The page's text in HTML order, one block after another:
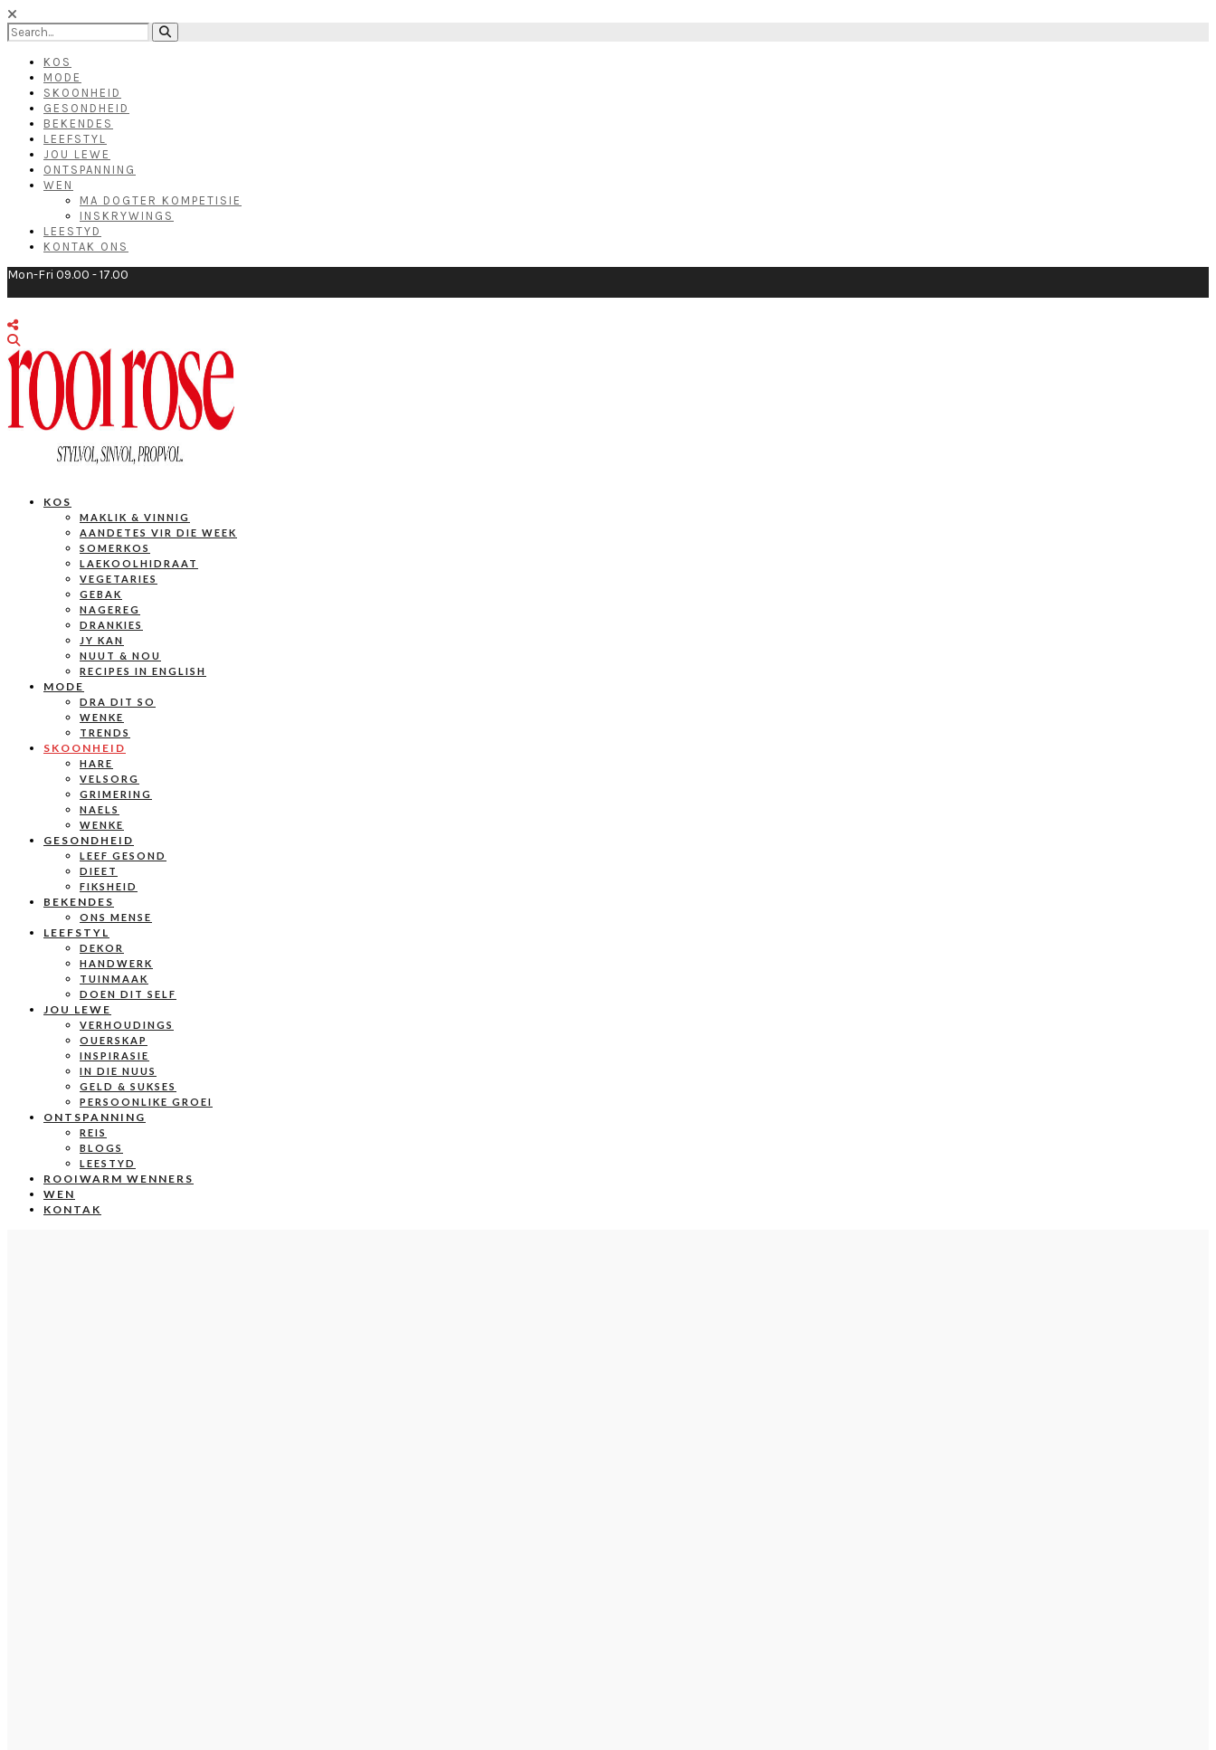
KOS
MODE
SKOONHEID
GESONDHEID
BEKENDES
LEEFSTYL
JOU LEWE
ONTSPANNING
WEN
MA DOGTER KOMPETISIE
INSKRYWINGS
LEESTYD
KONTAK ONS
Mon-Fri 09.00 - 17.00
KOS
MAKLIK & VINNIG
AANDETES VIR DIE WEEK
SOMERKOS
LAEKOOLHIDRAAT
VEGETARIES
GEBAK
NAGEREG
DRANKIES
JY KAN
NUUT & NOU
RECIPES IN ENGLISH
MODE
DRA DIT SO
WENKE
TRENDS
SKOONHEID
HARE
VELSORG
GRIMERING
NAELS
WENKE
GESONDHEID
LEEF GESOND
DIEET
FIKSHEID
BEKENDES
ONS MENSE
LEEFSTYL
DEKOR
HANDWERK
TUINMAAK
DOEN DIT SELF
JOU LEWE
VERHOUDINGS
OUERSKAP
INSPIRASIE
IN DIE NUUS
GELD & SUKSES
PERSOONLIKE GROEI
ONTSPANNING
REIS
BLOGS
LEESTYD
ROOIWARM WENNERS
WEN
KONTAK